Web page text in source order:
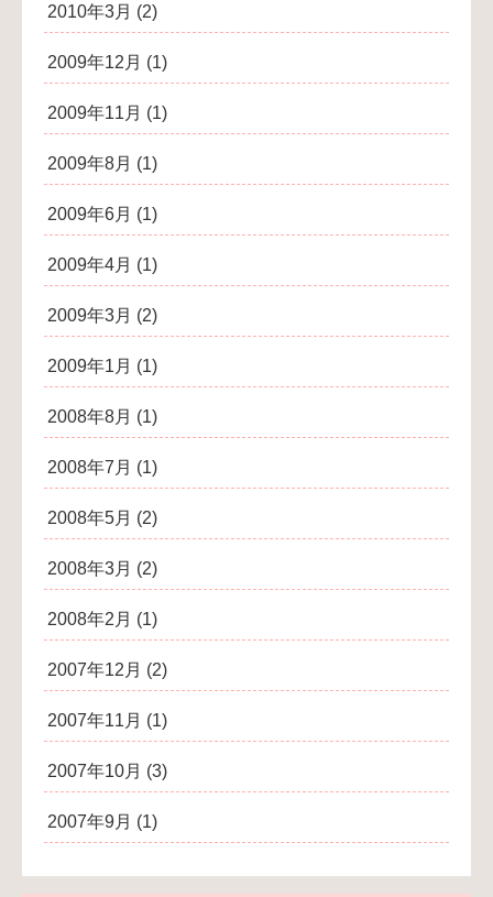
2010年3月 (2)
2009年12月 (1)
2009年11月 (1)
2009年8月 (1)
2009年6月 (1)
2009年4月 (1)
2009年3月 (2)
2009年1月 (1)
2008年8月 (1)
2008年7月 (1)
2008年5月 (2)
2008年3月 (2)
2008年2月 (1)
2007年12月 (2)
2007年11月 (1)
2007年10月 (3)
2007年9月 (1)